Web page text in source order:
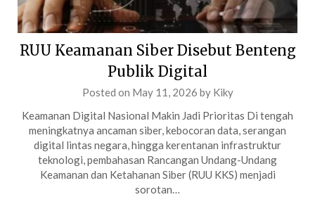
RUU Keamanan Siber Disebut Benteng
Publik Digital
Posted on May 11, 2026 by Kiky
Keamanan Digital Nasional Makin Jadi Prioritas Di tengah
meningkatnya ancaman siber, kebocoran data, serangan
digital lintas negara, hingga kerentanan infrastruktur
teknologi, pembahasan Rancangan Undang-Undang
Keamanan dan Ketahanan Siber (RUU KKS) menjadi
sorotan…